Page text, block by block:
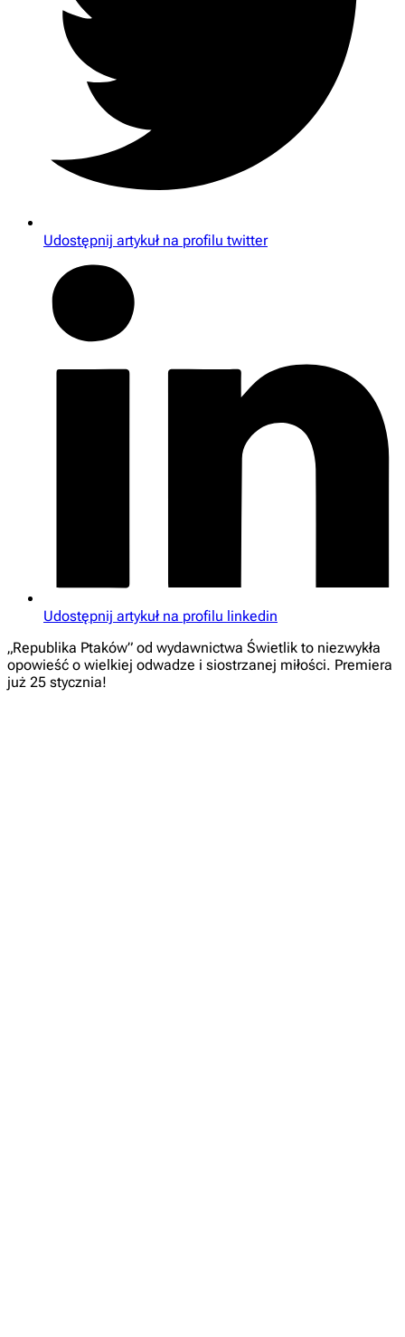
Udostępnij artykuł na profilu twitter
Udostępnij artykuł na profilu linkedin
„Republika Ptaków” od wydawnictwa Świetlik to niezwykła
opowieść o wielkiej odwadze i siostrzanej miłości. Premiera
już 25 stycznia!